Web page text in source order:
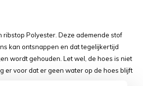
ribstop Polyester. Deze ademende stof
kan ontsnappen en dat tegelijkertijd
wordt gehouden. Let wel, de hoes is niet
er voor dat er geen water op de hoes blijft